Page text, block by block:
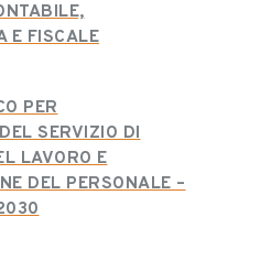
E FISCALE
PER
SERVIZIO DI
LAVORO E
DEL PERSONALE –